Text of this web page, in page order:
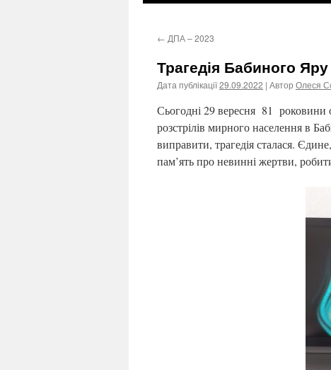
← ДПА – 2023
Трагедія Бабиного Яру
Дата публікації29.09.2022 | Автор Олеся
Сьогодні 29 вересня 81 роковини
розстрілів мирного населення в
виправити, трагедія сталася.
пам’ять про невинні жертви,